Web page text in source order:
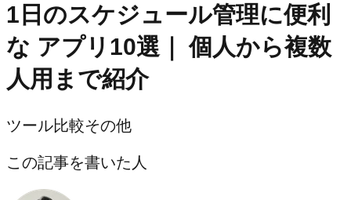
1日のスケジュール管理に便利
な アプリ10選｜ 個人から複数
人用まで紹介
ツール比較その他
この記事を書いた人